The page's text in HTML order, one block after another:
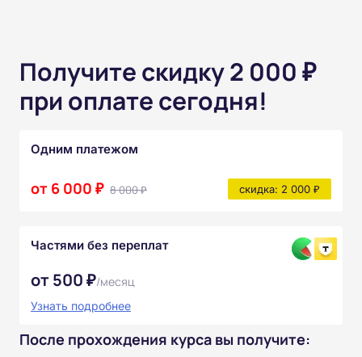
Получите скидку 2 000 ₽
при оплате сегодня!
Одним платежом
от 6 000 ₽ 8 000 ₽ скидка: 2 000 ₽
Частями без переплат
от 500 ₽/месяц
Узнать подробнее
После прохождения курса вы получите: